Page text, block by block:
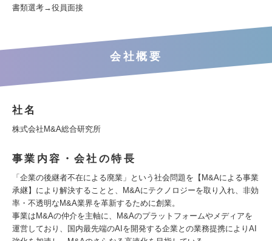
書類選考→役員面接
会社概要
社名
株式会社M&A総合研究所
事業内容・会社の特長
「企業の後継者不在による廃業」という社会問題を【M&Aによる事業
承継】により解決することと、M&Aにテクノロジーを取り入れ、非効
率・不透明なM&A業界を革新するために創業。
事業はM&Aの仲介を主軸に、M&Aのプラットフォームやメディアを
運営しており、国内最先端のAIを開発する企業との業務提携によりAI